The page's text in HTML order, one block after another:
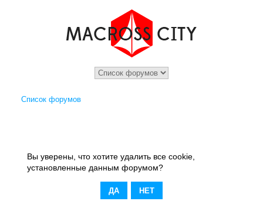
Список форумов
Вы уверены, что хотите удалить все cookie,
установленные данным форумом?